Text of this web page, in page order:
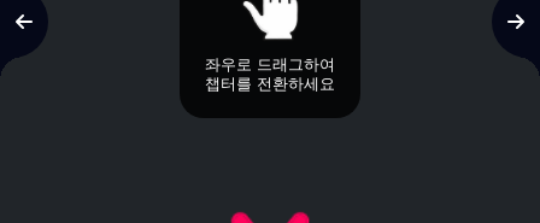
좌우로 드래그하여
챕터를 전환하세요